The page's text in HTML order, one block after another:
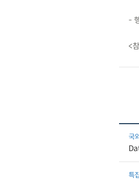
-
<
국
특